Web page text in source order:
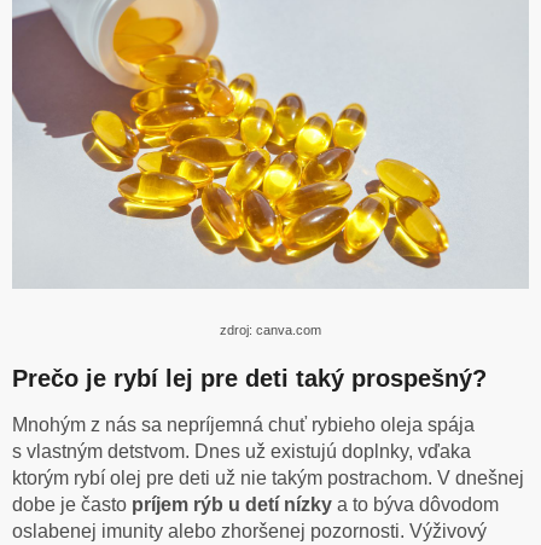
zdroj: canva.com
Prečo je rybí lej pre deti taký prospešný?
Mnohým z nás sa nepríjemná chuť rybieho oleja spája
s vlastným detstvom. Dnes už existujú doplnky, vďaka
ktorým rybí olej pre deti už nie takým postrachom. V dnešnej
dobe je často príjem rýb u detí nízky a to býva dôvodom
oslabenej imunity alebo zhoršenej pozornosti. Výživový